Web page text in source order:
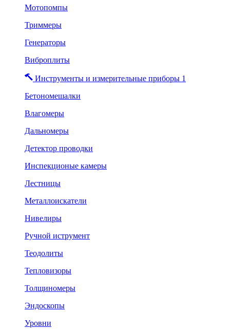
Мотопомпы
Триммеры
Генераторы
Виброплиты
Инструменты и измерительные приборы 1
Бетономешалки
Влагомеры
Дальномеры
Детектор проводки
Инспекционые камеры
Лестницы
Металлоискатели
Нивелиры
Ручной иструмент
Теодолиты
Тепловизоры
Толщиномеры
Эндоскопы
Уровни